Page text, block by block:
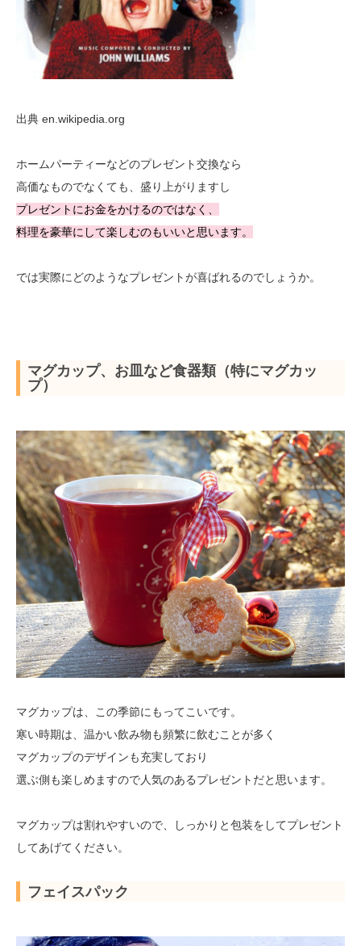
出典 en.wikipedia.org
ホームパーティーなどのプレゼント交換なら
高価なものでなくても、盛り上がりますし
プレゼントにお金をかけるのではなく、
料理を豪華にして楽しむのもいいと思います。
では実際にどのようなプレゼントが喜ばれるのでしょうか。
マグカップ、お皿など食器類（特にマグカッ
プ）
マグカップは、この季節にもってこいです。
寒い時期は、温かい飲み物も頻繁に飲むことが多く
マグカップのデザインも充実しており
選ぶ側も楽しめますので人気のあるプレゼントだと思います。
マグカップは割れやすいので、しっかりと包装をしてプレゼント
してあげてください。
フェイスパック